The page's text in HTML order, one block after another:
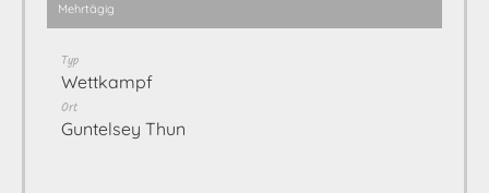
Mehrtägig
Typ
Wettkampf
Ort
Guntelsey Thun